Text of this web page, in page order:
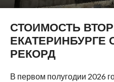
СТОИМОСТЬ
ЕКАТЕРИНБУРГЕ
РЕКОРД
В первом полугодии 2026